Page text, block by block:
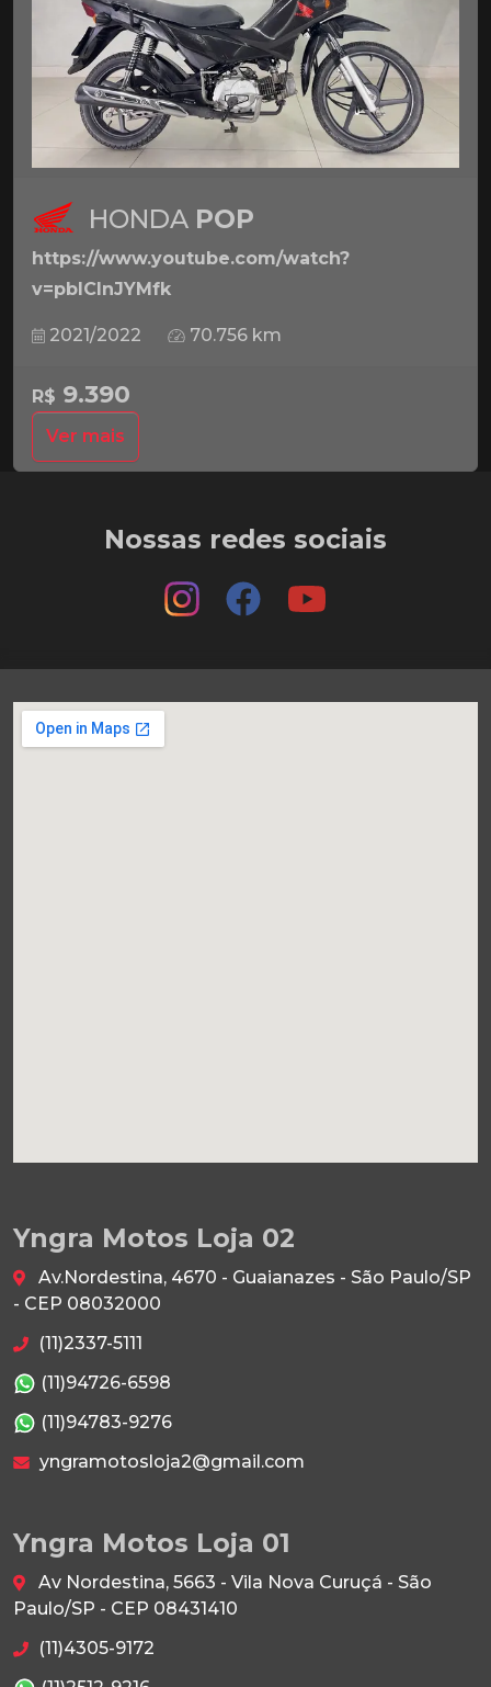
HONDA POP
https://www.youtube.com/watch?
v=pbICInJYMfk
2021/2022 70.756 km
R$ 9.390
Ver mais
Nossas redes sociais
Yngra Motos Loja 02
Av.Nordestina, 4670 - Guaianazes - São Paulo/SP
- CEP 08032000
(11)2337-5111
(11)94726-6598
(11)94783-9276
yngramotosloja2@gmail.com
Yngra Motos Loja 01
Av Nordestina, 5663 - Vila Nova Curuçá - São
Paulo/SP - CEP 08431410
(11)4305-9172